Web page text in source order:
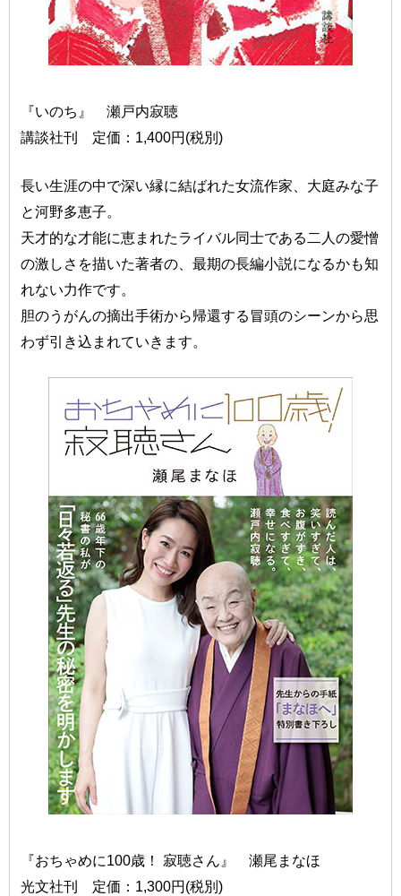
『いのち』 瀬戸内寂聴
講談社刊 定価：1,400円(税別)
長い生涯の中で深い縁に結ばれた女流作家、大庭みな子
と河野多恵子。
天才的な才能に恵まれたライバル同士である二人の愛憎
の激しさを描いた著者の、最期の長編小説になるかも知
れない力作です。
胆のうがんの摘出手術から帰還する冒頭のシーンから思
わず引き込まれていきます。
『おちゃめに100歳！ 寂聴さん』 瀬尾まなほ
光文社刊 定価：1,300円(税別)